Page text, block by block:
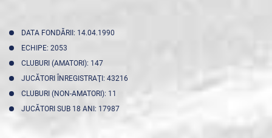
DATA FONDĂRII: 14.04.1990
ECHIPE: 2053
CLUBURI (AMATORI): 147
JUCĂTORI ÎNREGISTRAŢI: 43216
CLUBURI (NON-AMATORI): 11
JUCĂTORI SUB 18 ANI: 17987